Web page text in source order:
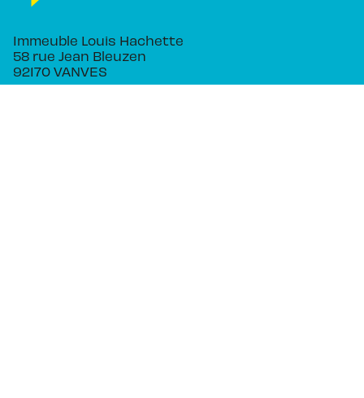
Immeuble Louis Hachette
58 rue Jean Bleuzen
92170 VANVES